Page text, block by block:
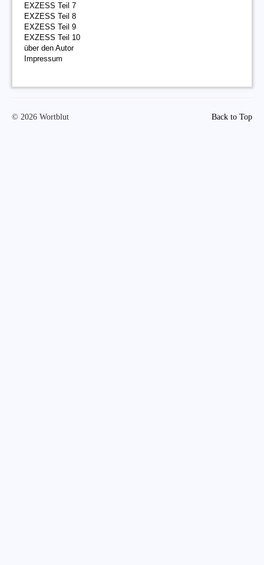
EXZESS Teil 7
EXZESS Teil 8
EXZESS Teil 9
EXZESS Teil 10
über den Autor
Impressum
Back to Top
© 2026 Wortblut